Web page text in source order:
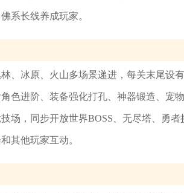
系长线养成玩家。
、冰原、火山多场景递进，每关末尾设
色进阶、装备强化打孔、神器锻造、宠
场，同步开放世界BOSS、无尽塔、勇
其他玩家互动。